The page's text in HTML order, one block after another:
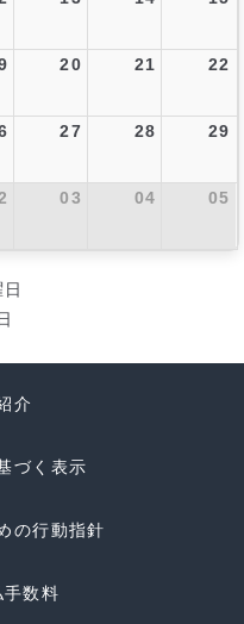
20 21 22
27 28 29
03 04 05
介
づく表示
の行動指針
数料